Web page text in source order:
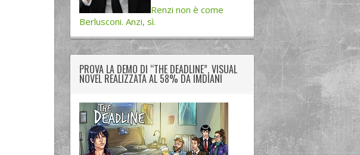
Renzi non è come
Berlusconi. Anzi, sì.
PROVA LA DEMO DI “THE DEADLINE”, VISUAL
NOVEL REALIZZATA AL 58% DA IMDIANI